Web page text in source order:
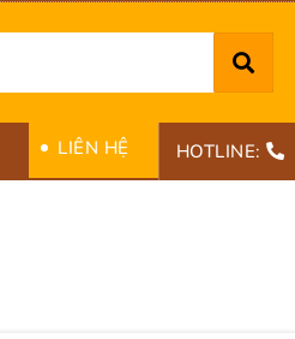
LIÊN HỆ HOTLINE: